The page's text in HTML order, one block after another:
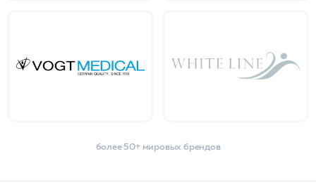
более 50+ мировых брендов